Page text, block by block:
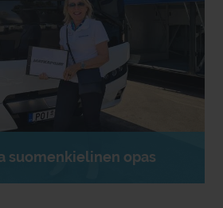
suomenkielinen opas